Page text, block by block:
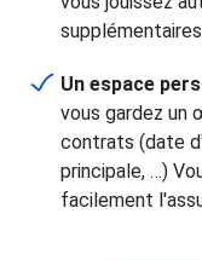
Un espace
vous gardez un
contrats (date
principale, …)
facilement